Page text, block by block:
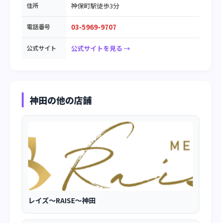
住所 神保町駅徒歩3分
電話番号 03-5969-9707
公式サイト 公式サイトを見る →
神田の他の店舗
レイズ～RAISE～神田